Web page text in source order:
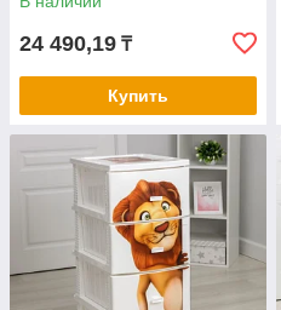
24 490,19 ₸
Купить